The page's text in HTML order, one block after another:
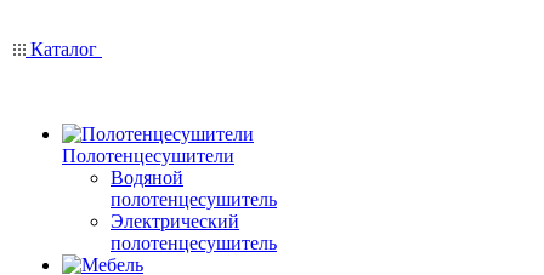
Каталог
Полотенцесушители
Водяной
полотенцесушитель
Электрический
полотенцесушитель